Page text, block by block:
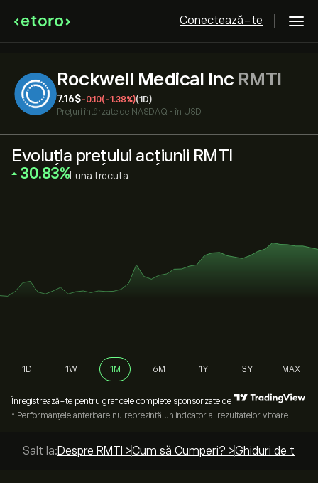
Conectează-te
Rockwell Medical Inc RMTI
7.16‎$‎-0.10(-1.38%)(1D)
Prețuri întârziate de NASDAQ • în USD
Evoluția prețului acțiunii RMTI
‎30.83‎ Luna trecuta
1D 1W 1M 6M 1Y 3Y MAX
Înregistrează-te pentru graficele complete sponsorizate de
* Performanțele anterioare nu reprezintă un indicator al rezultatelor viitoare
Salt la:Despre RMTI >Cum să Cumperi? >Ghiduri de top >